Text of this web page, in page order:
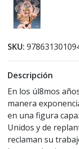
SKU:
Descripción
En los úl8mos
manera
en una figura
Unidos y de
reclaman su